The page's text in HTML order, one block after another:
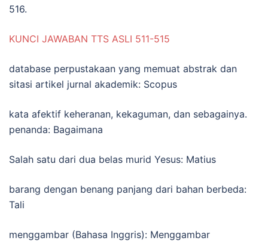
516.
KUNCI JAWABAN TTS ASLI 511-515
database perpustakaan yang memuat abstrak dan
sitasi artikel jurnal akademik: Scopus
kata afektif keheranan, kekaguman, dan sebagainya.
penanda: Bagaimana
Salah satu dari dua belas murid Yesus: Matius
barang dengan benang panjang dari bahan berbeda:
Tali
menggambar (Bahasa Inggris): Menggambar